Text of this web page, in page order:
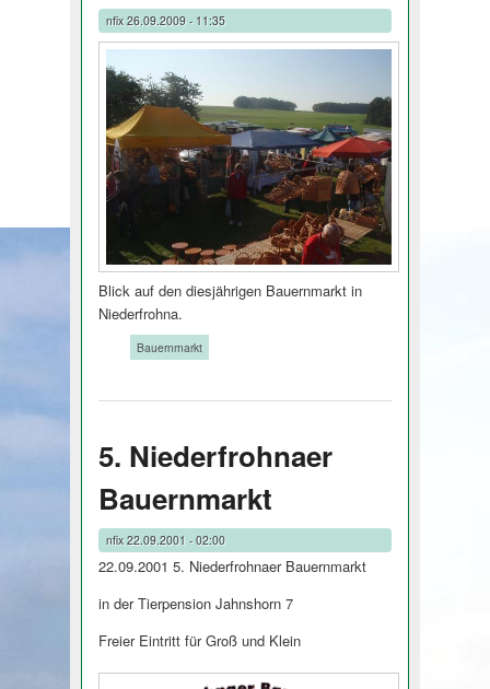
nfix26.09.2009 - 11:35
Blick auf den diesjährigen Bauernmarkt in
Niederfrohna.
Bauernmarkt
5. Niederfrohnaer
Bauernmarkt
nfix22.09.2001 - 02:00
22.09.2001 5. Niederfrohnaer Bauernmarkt
in der Tierpension Jahnshorn 7
Freier Eintritt für Groß und Klein